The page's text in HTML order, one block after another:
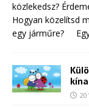
közlekedsz?
Hogyan közelítsd
egy járműre?